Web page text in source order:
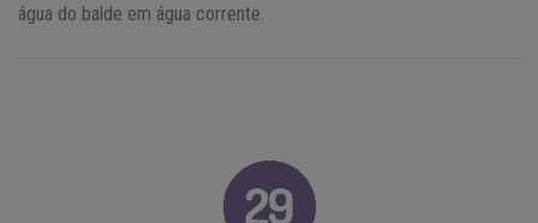
água do balde em água corrente.